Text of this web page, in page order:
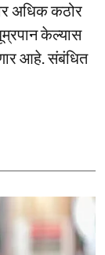
अधिक कठोर
केल्यास
आहे. संबंधित